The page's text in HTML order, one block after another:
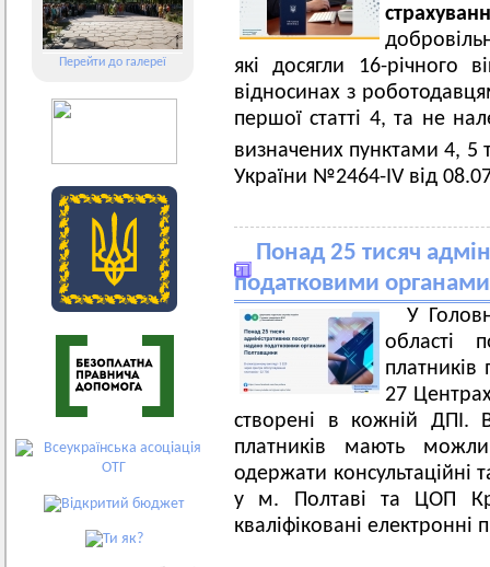
Перейти до галереї
які досягли 16-річного
відносинах з
першої статті 4, та не
визначених пунктами 4, 5
України №2464-IV від
Понад 25 тисяч
податковими
У
області
платників
27
створені в кожній ДПІ.
платників мають
одержати консультаційні
у м. Полтаві та ЦОП
кваліфіковані електронні